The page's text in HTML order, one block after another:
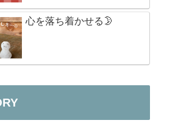
心を落ち着かせる🌛